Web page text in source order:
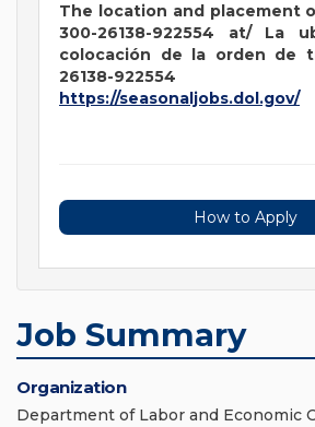
The location and placement
300-26138-922554 at/ La
colocación de la orden de
26138-
https://seasonaljobs.dol.gov/
How to Apply
Job Summary
Organization
Department of Labor and Economic